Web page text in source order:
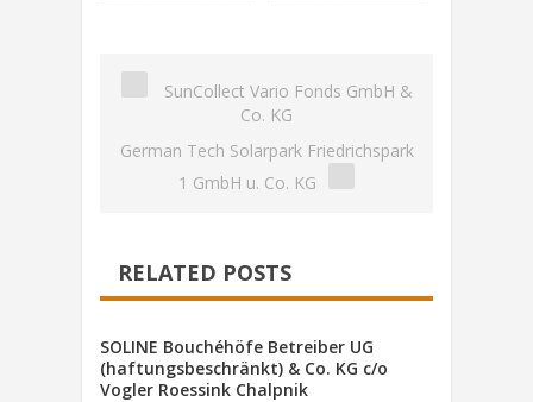
SunCollect Vario Fonds GmbH &
Co. KG
German Tech Solarpark Friedrichspark
1 GmbH u. Co. KG
RELATED POSTS
SOLINE Bouchéhöfe Betreiber UG
(haftungsbeschränkt) & Co. KG c/o
Vogler Roessink Chalpnik